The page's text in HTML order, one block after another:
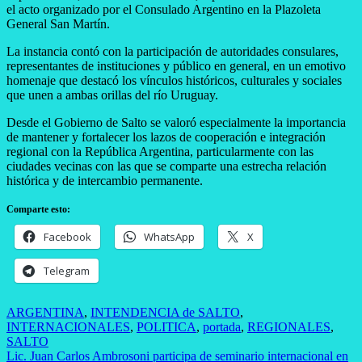
el acto organizado por el Consulado Argentino en la Plazoleta
General San Martín.
La instancia contó con la participación de autoridades consulares,
representantes de instituciones y público en general, en un emotivo
homenaje que destacó los vínculos históricos, culturales y sociales
que unen a ambas orillas del río Uruguay.
Desde el Gobierno de Salto se valoró especialmente la importancia
de mantener y fortalecer los lazos de cooperación e integración
regional con la República Argentina, particularmente con las
ciudades vecinas con las que se comparte una estrecha relación
histórica y de intercambio permanente.
Comparte esto:
Facebook WhatsApp X
Telegram
ARGENTINA, INTENDENCIA de SALTO,
INTERNACIONALES, POLITICA, portada, REGIONALES,
SALTO
Lic. Juan Carlos Ambrosoni participa de seminario internacional en